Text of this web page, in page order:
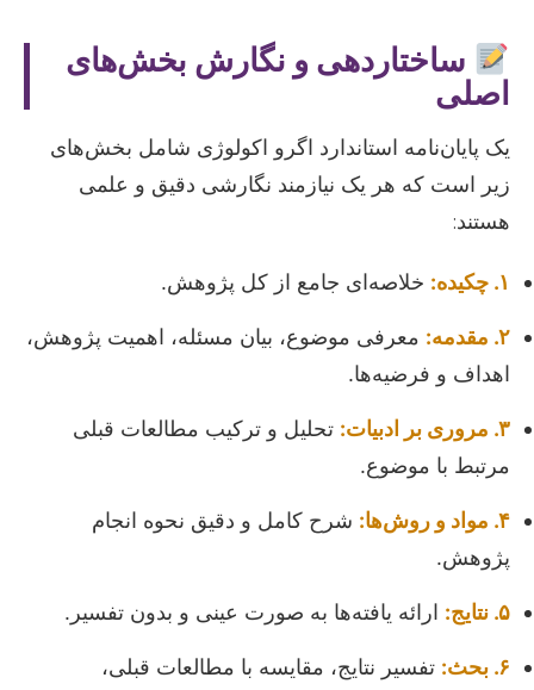
ساختاردهی و نگارش بخش‌های
اصلی
یک پایان‌نامه استاندارد اگرو اکولوژی شامل بخش‌های
زیر است که هر یک نیازمند نگارشی دقیق و علمی
هستند:
۱. چکیده: خلاصه‌ای جامع از کل پژوهش.
۲. مقدمه:
معرفی موضوع، بیان مسئله، اهمیت پژوهش،
اهداف و فرضیه‌ها.
۳. مروری بر ادبیات:
تحلیل و ترکیب مطالعات قبلی
مرتبط با موضوع.
۴. مواد و روش‌ها:
شرح کامل و دقیق نحوه انجام
پژوهش.
۵. نتایج: ارائه یافته‌ها به صورت عینی و بدون تفسیر.
۶. بحث: تفسیر نتایج، مقایسه با مطالعات قبلی،